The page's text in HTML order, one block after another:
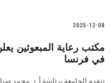
2025-12-08
مكتب رعاية المبعوثين
في فرنسا
تتقدم الجامعة برئاسة أ. د. محمد